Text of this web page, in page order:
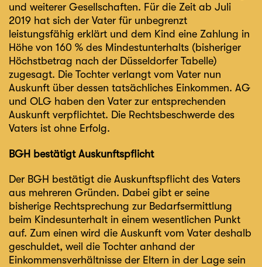
und weiterer Gesellschaften. Für die Zeit ab Juli
2019 hat sich der Vater für unbegrenzt
leistungsfähig erklärt und dem Kind eine Zahlung in
Höhe von 160 % des Mindestunterhalts (bisheriger
Höchstbetrag nach der Düsseldorfer Tabelle)
zugesagt. Die Tochter verlangt vom Vater nun
Auskunft über dessen tatsächliches Einkommen. AG
und OLG haben den Vater zur entsprechenden
Auskunft verpflichtet. Die Rechtsbeschwerde des
Vaters ist ohne Erfolg.
BGH bestätigt Auskunftspflicht
Der BGH bestätigt die Auskunftspflicht des Vaters
aus mehreren Gründen. Dabei gibt er seine
bisherige Rechtsprechung zur Bedarfsermittlung
beim Kindesunterhalt in einem wesentlichen Punkt
auf. Zum einen wird die Auskunft vom Vater deshalb
geschuldet, weil die Tochter anhand der
Einkommensverhältnisse der Eltern in der Lage sein